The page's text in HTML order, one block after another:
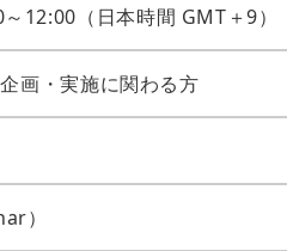
12:00（日本時間 GMT＋9）
画・実施に関わる方
）